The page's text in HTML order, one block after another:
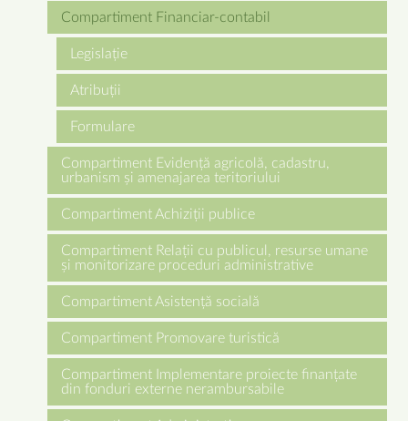
Compartiment Financiar-contabil
Legislație
Atribuții
Formulare
Compartiment Evidență agricolă, cadastru,
urbanism și amenajarea teritoriului
Compartiment Achiziții publice
Compartiment Relații cu publicul, resurse umane
și monitorizare proceduri administrative
Compartiment Asistență socială
Compartiment Promovare turistică
Compartiment Implementare proiecte finanțate
din fonduri externe nerambursabile